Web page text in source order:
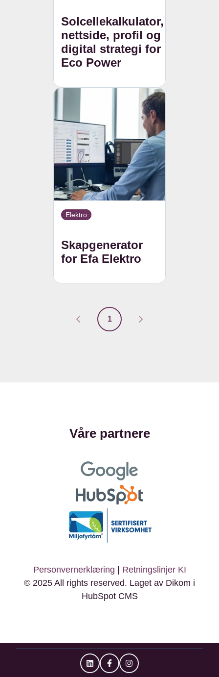
Solcellekalkulator,
nettside, profil og
digital strategi for
Eco Power
Elektro
Skapgenerator
for Efa Elektro
1
Våre partnere
Personvernerklæring | Retningslinjer KI
© 2025 All rights reserved. Laget av Dikom i
HubSpot CMS